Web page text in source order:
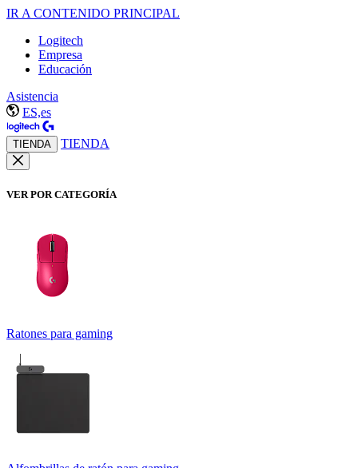
IR A CONTENIDO PRINCIPAL
Logitech
Empresa
Educación
Asistencia
ES,es
TIENDA TIENDA
VER POR CATEGORÍA
Ratones para gaming